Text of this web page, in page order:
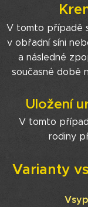
V tomto případě
v obřadní síni
a následné
současné době
Uložení
V tomto
rodiny
Varianty